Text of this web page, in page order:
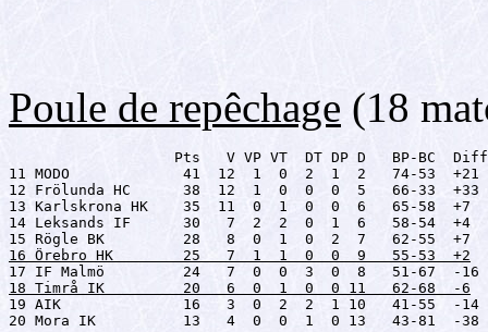
Poule de repêchage (18
                   Pts   V VP VT  DT DP D   BP-BC  Diff
11 MODO             41  12  1  0  2  1  2   74-53  +21
12 Frölunda HC      38  12  1  0  0  0  5   66-33  +33
13 Karlskrona HK    35  11  0  1  0  0  6   65-58  +7
14 Leksands IF      30   7  2  2  0  1  6   58-54  +4
16 Örebro HK        25   7  1  1  0  0  9   55-53  +2
18 Timrå IK         20   6  0  1  0  0 11   62-68  -6
19 AIK              16   3  0  2  2  1 10   41-55  -14
20 Mora IK          13   4  0  0  1  0 13   43-81  -38